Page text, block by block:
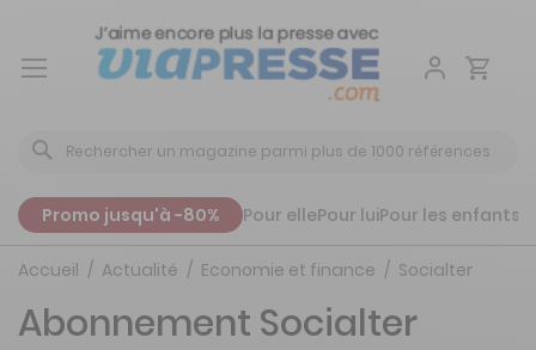
Aller
Promo jusqu'à -80% Pour ellePour luiPour les enfants
Accueil Actualité Economie et finance Socialter
Abonnement Socialter